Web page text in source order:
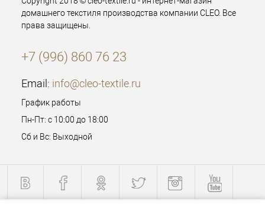
домашнего текстиля производства компании CLEO. Все
права защищены.
+7 (996) 860 76 23
Email: info@cleo-textile.ru
График работы
Пн-Пт: с 10:00 до 18:00
Сб и Вс: Выходной